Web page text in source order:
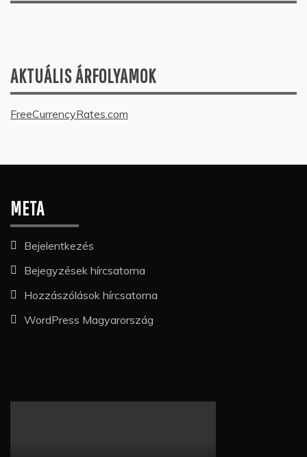
AKTUÁLIS ÁRFOLYAMOK
FreeCurrencyRates.com
META
Bejelentkezés
Bejegyzések hírcsatorna
Hozzászólások hírcsatorna
WordPress Magyarország